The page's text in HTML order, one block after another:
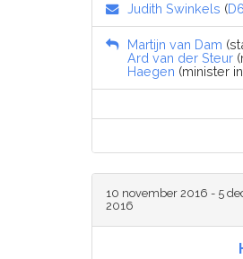
Judith Swinkels (
Martijn van Dam
Ard van der Steur
Haegen (minister
10 november 2016 - 5
2016